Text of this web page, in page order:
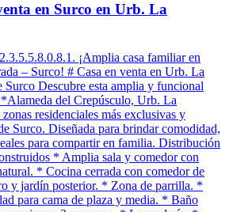
en Surco en Urb. La
¡Amplia casa familiar en
– Surco! # Casa en venta en Urb. La
Surco Descubre esta amplia y funcional
del Crepúsculo, Urb. La
residenciales más exclusivas y
Surco. Diseñada para brindar comodidad,
para compartir en familia. Distribución
* Amplia sala y comedor con
* Cocina cerrada con comedor de
y jardín posterior. * Zona de parrilla. *
para cama de plaza y media. * Baño